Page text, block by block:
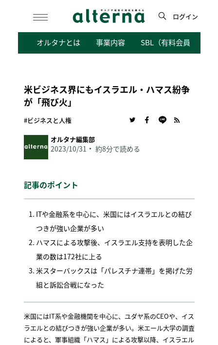
検
ログイン
オルタナとは 事業内容 SBL（有料会員向けサ
米ビジネス界にもイスラエル・ハマス紛争
が「飛び火」
#ビジネスと人権
オルタナ編集部
2023/10/31 約8分で読める
記事のポイント
ITや金融系を中心に、米国にはイスラエルとの結び
つきが強い企業が多い
ハマスによる攻撃後、イスラエル支持を表明した企
業の数は172社に上る
米スターバックスは「パレスチナ連帯」を掲げた労
組と訴訟合戦になった
米国にはIT系や金融機関を中心に、ユダヤ系のCEOや、イス
ラエルとの結びつきが強い企業が多い。米エール大学の調査
によると、軍事組織「ハマス」による攻撃以降、イスラエル